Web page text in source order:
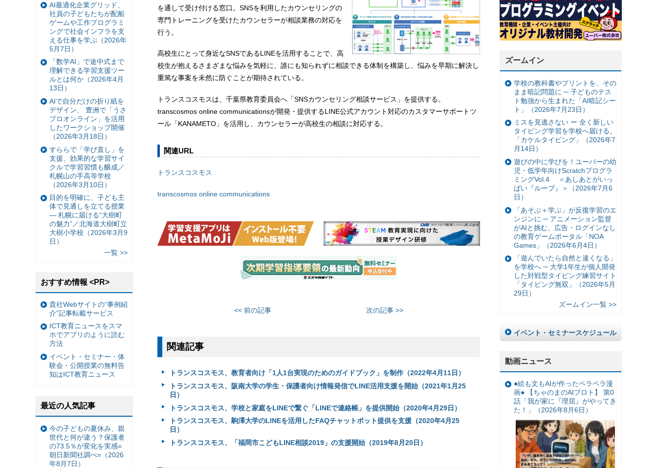
を通して受け付ける窓口。SNSを利用したカウンセリングの
専門トレーニングを受けたカウンセラーが相談業務の対応を
行う。
高校生にとって身近なSNSであるLINEを活用することで、高
校生が抱えるさまざまな悩みを気軽に、誰にも知られずに相談できる体制を構築し、悩みを早期に解決し
重篤な事案を未然に防ぐことが期待されている。
トランスコスモスは、千葉県教育委員会へ「SNSカウンセリング相談サービス」を提供する。
transcosmos online communicationsが開発・提供するLINE公式アカウント対応のカスタマーサポートツ
ール「KANAMETO」を活用し、カウンセラーが高校生の相談に対応する。
関連URL
トランスコスモス
transcosmos online communications
<< 前の記事 次の記事 >>
関連記事
トランスコスモス、教育者向け「1人1台実現のためのガイドブック」を制作（2022年4月11日）
トランスコスモス、阪南大学の学生・保護者向け情報発信でLINE活用支援を開始（2021年1月25
日）
トランスコスモス、学校と家庭をLINEで繋ぐ「LINEで連絡帳」を提供開始（2020年4月29日）
トランスコスモス、駒澤大学のLINEを活用したFAQチャットボット提供を支援（2020年4月25
日）
トランスコスモス、「福岡市こどもLINE相談2019」の支援開始（2019年8月20日）
ズームイン
学校の教科書やプリントを、その
まま暗記問題に ─ 子どものテス
ト勉強から生まれた「AI暗記シー
ト」（2026年7月23日）
ミスを見逃さない ー 全く新しい
タイピング学習を学校へ届ける。
「カケルタイピング」（2026年7
月14日）
遊びの中に学びを！ユーバーの幼
児・低学年向けScratchプログラ
ミングVol.4 ＜あしあとがいっ
ぱい『ループ』＞（2026年7月6
日）
「あそぶ＋学ぶ」が反復学習のエ
ンジンに ─ アニメーション監督
がAIと挑む、広告・ログインなし
の教育ゲームポータル「NOA
Games」（2026年6月4日）
「遊んでいたら自然と速くなる」
を学校へ ─ 大学1年生が個人開発
した対戦型タイピング練習サイト
「タイピング無双」（2026年5月
29日）
ズームイン一覧 >>
イベント・セミナースケジュール
動画ニュース
●絵も文もAIが作ったペラペラ漫
画● 【ちゃのまのAIプロト】 第0
話「我が家に『理屈』がやってき
た！」（2026年8月6日）
AI最適化企業グリッド、
社員の子どもたちが配船
ゲームや工作プログラミ
ングで社会インフラを支
える仕事を学ぶ（2026年
5月7日）
「数学AI」で途中式まで
理解できる学習支援ツー
ルとは何か（2026年4月
13日）
AIで自分だけの折り紙を
デザイン、 豊洲で「うさ
プロオンライン」を活用
したワークショップ開催
（2026年3月18日）
すららで「学び直し」を
支援、効果的な学習サイ
クルで学習習慣も醸成／
札幌山の手高等学校
（2026年3月10日）
目的を明確に、子ども主
体で見通しを立てる授業
— 札幌に届ける“大樹町
の魅力”／北海道大樹町立
大樹小学校（2026年3月9
日）
一覧 >>
おすすめ情報 <PR>
貴社Webサイトの“事例紹
介”記事転載サービス
ICT教育ニュースをスマ
ホでアプリのように読む
方法
イベント・セミナー・体
験会・公開授業の無料告
知はICT教育ニュース
最近の人気記事
今の子どもの夏休み、親
世代と何が違う？保護者
の73.5％が変化を実感=
朝日新聞社調べ=（2026
年8月7日）